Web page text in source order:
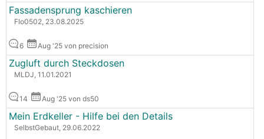
Fassadensprung kaschieren
Flo0502, 23.08.2025
6 Aug '25 von precision
Zugluft durch Steckdosen
MLDJ, 11.01.2021
14 Aug '25 von ds50
Mein Erdkeller - Hilfe bei den Details
SelbstGebaut, 29.06.2022